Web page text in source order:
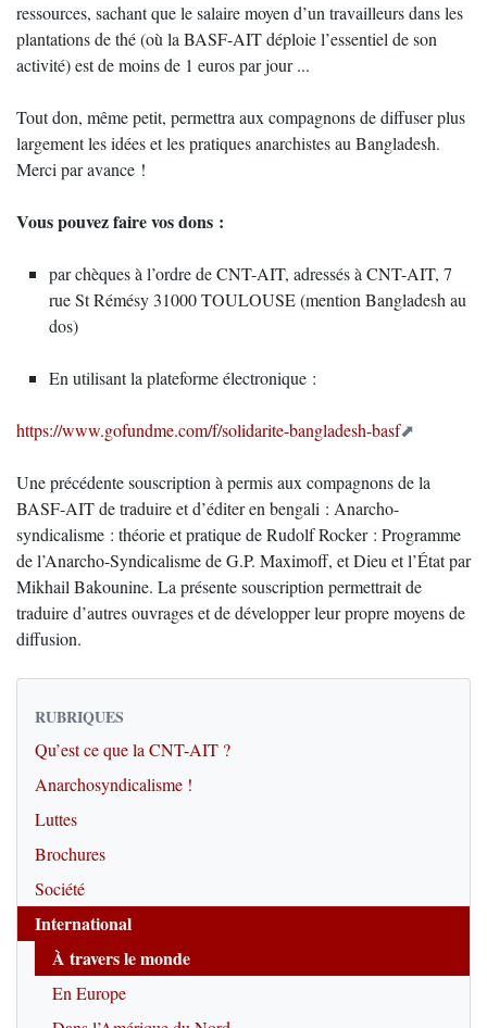
ressources, sachant que le salaire moyen d’un travailleurs dans les
plantations de thé (où la BASF-AIT déploie l’essentiel de son
activité) est de moins de 1 euros par jour ...
Tout don, même petit, permettra aux compagnons de diffuser plus
largement les idées et les pratiques anarchistes au Bangladesh.
Merci par avance !
Vous pouvez faire vos dons :
par chèques à l’ordre de CNT-AIT, adressés à CNT-AIT, 7
rue St Rémésy 31000 TOULOUSE (mention Bangladesh au
dos)
En utilisant la plateforme électronique :
https://www.gofundme.com/f/solidarite-bangladesh-basf
Une précédente souscription à permis aux compagnons de la
BASF-AIT de traduire et d’éditer en bengali : Anarcho-
syndicalisme : théorie et pratique de Rudolf Rocker : Programme
de l’Anarcho-Syndicalisme de G.P. Maximoff, et Dieu et l’État par
Mikhail Bakounine. La présente souscription permettrait de
traduire d’autres ouvrages et de développer leur propre moyens de
diffusion.
RUBRIQUES
Qu’est ce que la CNT-AIT ?
Anarchosyndicalisme !
Luttes
Brochures
Société
International
À travers le monde
En Europe